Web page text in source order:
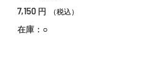
7,150 円 （税込）
在庫：○